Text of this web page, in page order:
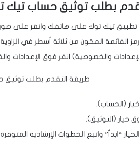
بطلب توثيق حساب تيك
تطبيق تيك توك على هاتفك وانقر على
القائمة المكون من ثلاثة أسطر في الزاوية
والخصوصية) انقر فوق الإعدادات
(الحساب).
خيار (التوثيق).
“ابدأ” واتبع الخطوات الإرشادية